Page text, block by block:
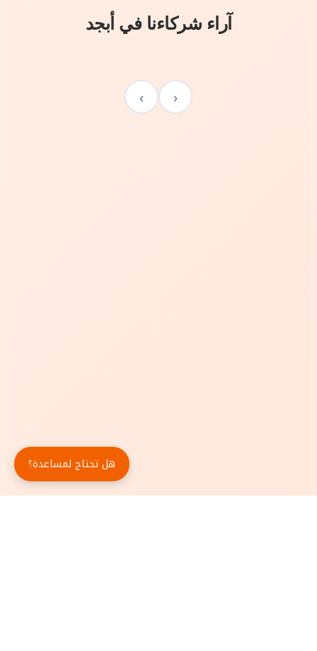
آراء شركاءنا في أبجد
‹
›
هل تحتاج لمساعدة؟